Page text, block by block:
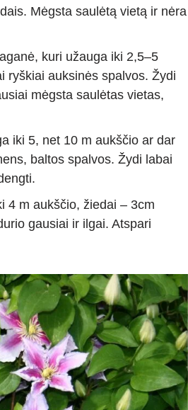
Mėgsta saulėtą vietą ir nėra
kuri užauga iki 2,5–5
ryškiai auksinės spalvos. Žydi
mėgsta saulėtas vietas,
iki 5, net 10 m aukščio ar dar
baltos spalvos. Žydi labai
4 m aukščio, žiedai – 3cm
gausiai ir ilgai. Atspari